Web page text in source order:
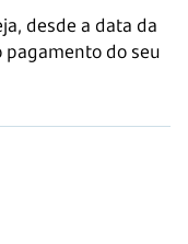
desde a data da
pagamento do seu